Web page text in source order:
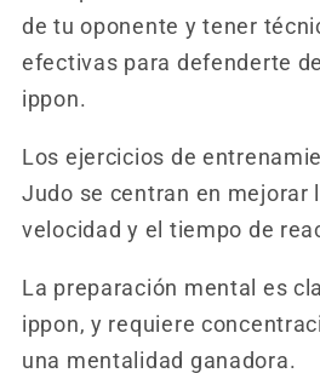
de tu oponente y tener
efectivas para defenderte
ippon.
Los ejercicios de
Judo se centran en mejorar
velocidad y el tiempo de
La preparación mental es
ippon, y requiere
una mentalidad ganadora.